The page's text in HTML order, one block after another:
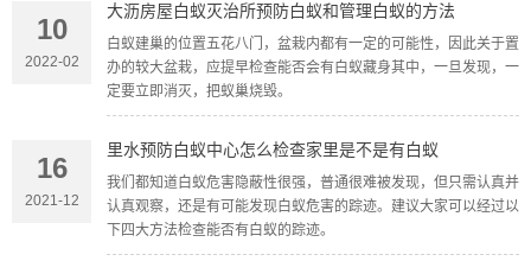
10
2022-02
大沥房屋白蚁灭治所预防白蚁和管理白蚁的方法
白蚁建巢的位置五花八门，盆栽内都有一定的可能性，因此关于置
办的较大盆栽，应提早检查能否会有白蚁藏身其中，一旦发现，一
定要立即消灭，把蚁巢烧毁。
16
2021-12
里水预防白蚁中心怎么检查家里是不是有白蚁
我们都知道白蚁危害隐蔽性很强，普通很难被发现，但只需认真并
认真观察，还是有可能发现白蚁危害的踪迹。建议大家可以经过以
下四大方法检查能否有白蚁的踪迹。